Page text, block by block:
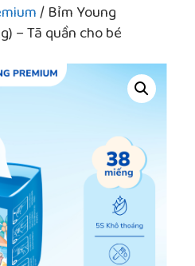
/ Bỉm Young
– Tã quần cho bé